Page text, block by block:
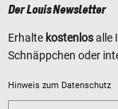
Der Louis Newsletter
Erhalte kostenlosalle
Schnäppchen oder
Hinweis zum Datenschutz